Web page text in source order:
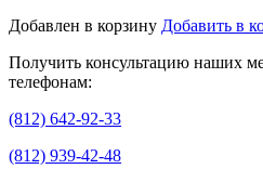
Добавлен в корзину Добавить в
Получить консультацию наших
телефонам:
(812) 642-92-33
(812) 939-42-48